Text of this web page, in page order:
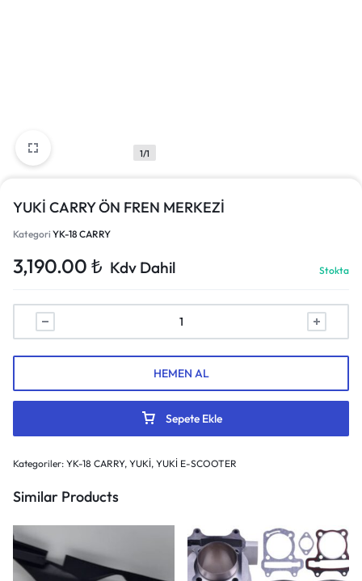
1/1
YUKİ CARRY ÖN FREN MERKEZİ
Kategori YK-18 CARRY
3,190.00 ₺ Kdv Dahil Stokta
Sepete Ekle
HEMEN AL
Kategoriler: YK-18 CARRY, YUKİ, YUKİ E-SCOOTER
Similar Products